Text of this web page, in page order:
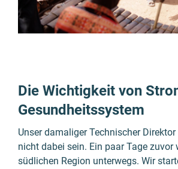
Die Wichtig­keit von
Gesundheits­system
Unser damaliger Technischer
nicht dabei sein. Ein paar Tage zuvor
südlichen Region unterwegs. Wir